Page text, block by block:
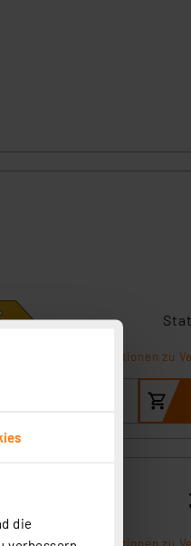
die
Informationen zu